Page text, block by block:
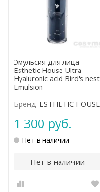
Эмульсия для лица
Esthetic House Ultra
Hyaluronic acid Bird's nest
Emulsion
Бренд ESTHETIC HOUSE
1 300 руб.
Нет в наличии
Нет в наличии